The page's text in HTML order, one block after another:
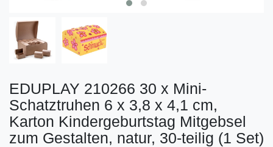
EDUPLAY 210266 30 x Mini-
Schatztruhen 6 x 3,8 x 4,1 cm,
Karton Kindergeburtstag Mitgebsel
zum Gestalten, natur, 30-teilig (1 Set)